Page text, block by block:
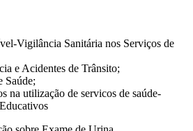
Vigilância Sanitária nos Serviços de
e Acidentes de Trânsito;
Saúde;
na utilização de servicos de saúde-